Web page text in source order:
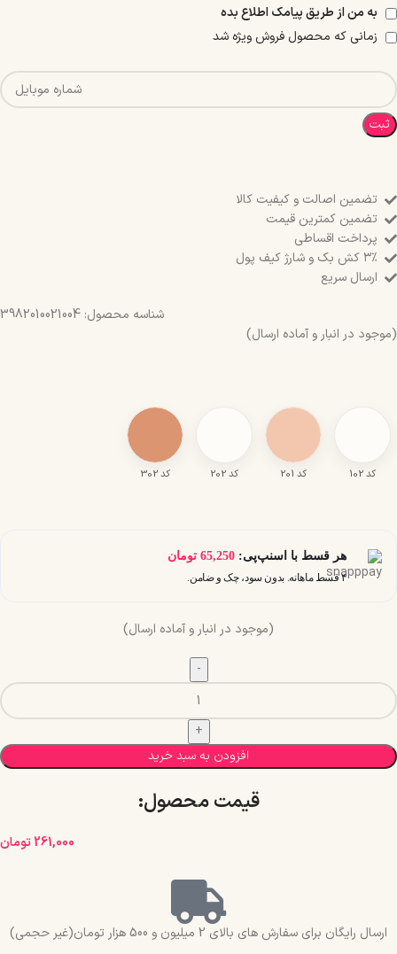
به من از طریق پیامک اطلاع بده
زمانی که محصول فروش ویژه شد
ثبت
تضمین اصالت و کیفیت کالا
تضمین کمترین قیمت
پرداخت اقساطی
۳٪ کش بک و شارژ کیف پول
ارسال سریع
شناسه محصول: 3982010021004
(موجود در انبار و آماده ارسال)
کد 102 کد 201 کد 202 کد 302
هر قسط با اسنپ‌پی: 65,250 تومان
۴ قسط ماهانه. بدون سود، چک و ضامن.
(موجود در انبار و آماده ارسال)
افزودن به سبد خرید
قیمت محصول:​
261,000تومان
ارسال رایگان برای سفارش های بالای 2 میلیون و 500 هزار تومان(غیر حجمی)